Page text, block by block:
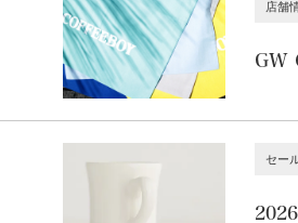
店舗
GW
セー